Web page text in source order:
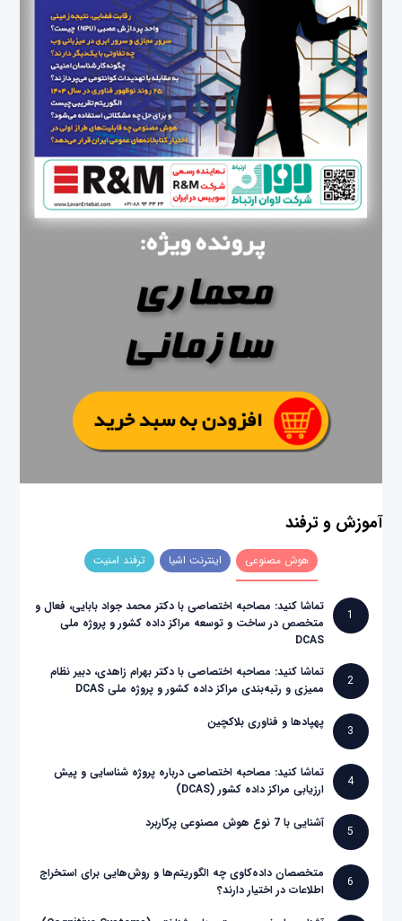
آموزش و ترفند
هوش مصنوعی اینترنت اشیا ترفند امنیت
1
تماشا کنید: مصاحبه اختصاصی با دکتر محمد جواد بابایی، فعال و
متخصص در ساخت و توسعه مراکز داده کشور و پروژه ملی
DCAS
2
تماشا کنید: مصاحبه اختصاصی با دکتر بهرام زاهدی، دبیر نظام
ممیزی و رتبه‌بندی مراکز داده کشور و پروژه ملی DCAS
3
پهپادها و فناوری بلاکچین
4
تماشا کنید: مصاحبه اختصاصی درباره پروژه شناسایی و پیش
ارزیابی مراکز داده کشور (DCAS)
5
آشنایی با 7 نوع هوش مصنوعی پرکاربرد
6
متخصصان داده‌کاوی چه الگوریتم‌ها و روش‌هایی برای استخراج
اطلاعات در اختیار دارند؟